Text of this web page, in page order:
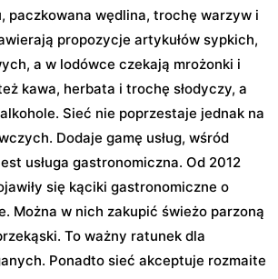
paczkowana wędlina, trochę warzyw i
propozycje artykułów sypkich,
a w lodówce czekają mrożonki i
kawa, herbata i trochę słodyczy, a
Sieć nie poprzestaje jednak na
Dodaje gamę usług, wśród
usługa gastronomiczna. Od 2012
się kąciki gastronomiczne o
Można w nich zakupić świeżo parzoną
To ważny ratunek dla
Ponadto sieć akceptuje rozmaite